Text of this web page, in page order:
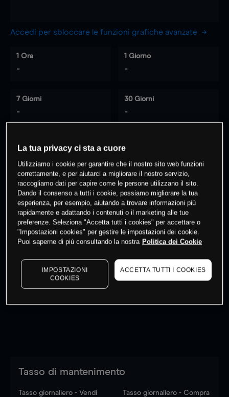
Accedi per sbloccare le funzioni grafiche avanzate
1 Ora
-
1 Giorno
-
7 Giorni
-
30 Giorni
-
% dei clienti hanno posizioni
questo prodotto
Fai trading
I prezzi sono solo indicativi. Accediper vedere gli ultimi
dati di mercato
to see latest market data
Tasso di mantenimento
Tasso giornaliero - Vendi Tasso giornaliero - Compra
La tua privacy ci sta a cuore
Utilizziamo i cookie per garantire che il nostro sito web funzioni
correttamente, e per aiutarci a migliorare il nostro servizio,
raccogliamo dati per capire come le persone utilizzano il sito.
Dando il consenso a tutti i cookie, possiamo migliorare la tua
esperienza, per esempio, aiutando a trovare informazioni più
rapidamente e adattando i contenuti o il marketing alle tue
preferenze. Seleziona "Accetta tutti i cookies" per accettare o
"Impostazioni cookies" per gestire le impostazioni dei cookie.
Puoi saperne di più consultando la nostra Politica dei Cookie
IMPOSTAZIONI
COOKIES
ACCETTA TUTTI I COOKIES